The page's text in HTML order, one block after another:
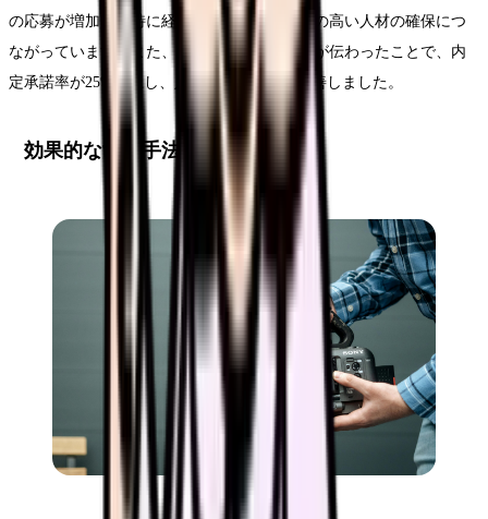
の応募が増加し、特に経験者採用において質の高い人材の確保につ
ながっています。また、職場の雰囲気の良さが伝わったことで、内
定承諾率が25%向上し、入職後の定着率も改善しました。
効果的な制作手法